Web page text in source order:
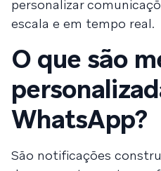
personalizar
escala e em tempo real.
O que são
WhatsApp?
São notificações